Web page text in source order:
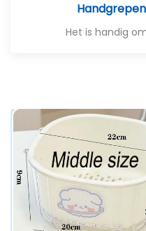
Het is handig